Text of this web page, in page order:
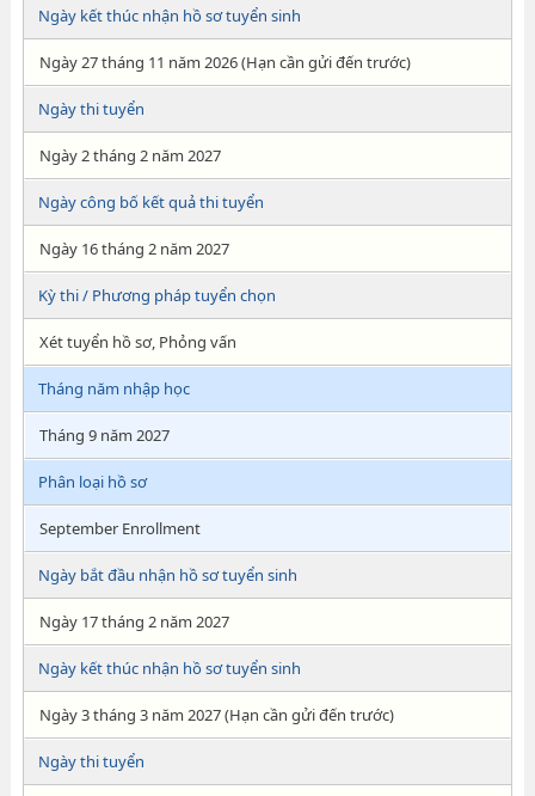
Ngày kết thúc nhận hồ sơ tuyển sinh
Ngày 27 tháng 11 năm 2026 (Hạn cần gửi đến trước)
Ngày thi tuyển
Ngày 2 tháng 2 năm 2027
Ngày công bố kết quả thi tuyển
Ngày 16 tháng 2 năm 2027
Kỳ thi / Phương pháp tuyển chọn
Xét tuyển hồ sơ, Phỏng vấn
Tháng năm nhập học
Tháng 9 năm 2027
Phân loại hồ sơ
September Enrollment
Ngày bắt đầu nhận hồ sơ tuyển sinh
Ngày 17 tháng 2 năm 2027
Ngày kết thúc nhận hồ sơ tuyển sinh
Ngày 3 tháng 3 năm 2027 (Hạn cần gửi đến trước)
Ngày thi tuyển